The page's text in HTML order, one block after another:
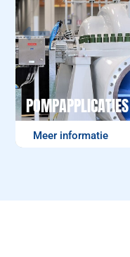
POMPAPPLICATIES
Meer informatie